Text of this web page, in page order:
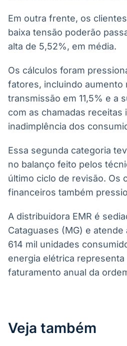
para
Em outra frente, os
baixa tensão poderão
alta de 5,52%, em média.
Os cálculos foram
fatores, incluindo aumento
transmissão em 11,5% e a
com as chamadas receitas
inadimplência dos
Essa segunda categoria
no balanço feito pelos
último ciclo de revisão. Os
financeiros também
A distribuidora EMR é
Cataguases (MG) e
614 mil unidades
energia elétrica representa
faturamento anual da
Veja também